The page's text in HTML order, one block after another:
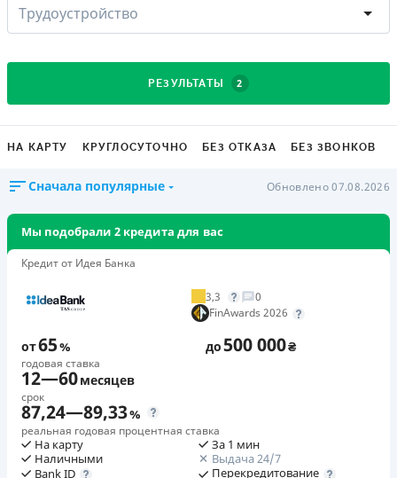
Трудоустройство
РЕЗУЛЬТАТЫ 2
НА КАРТУ КРУГЛОСУТОЧНО БЕЗ ОТКАЗА БЕЗ ЗВОНКОВ
Сначала популярные Обновлено 07.08.2026
Мы подобрали 2 кредита для вас
Кредит от Идея Банка
3,3
0
FinAwards 2026
от65%
годовая ставка
до500 000₴
12—60месяцев
срок
87,24—89,33%
реальная годовая процентная ставка
На карту
Наличными
Bank ID
За 1 мин
Выдача 24/7
Перекредитование